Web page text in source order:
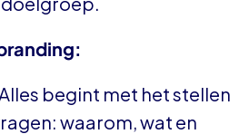
Alles begint met het stellen
waarom, wat en